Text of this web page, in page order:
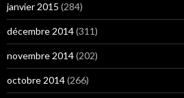
janvier 2015 (284)
décembre 2014(311)
novembre 2014(202)
octobre 2014(266)